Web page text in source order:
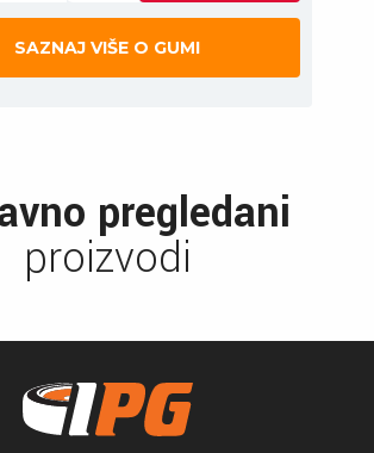
SAZNAJ VIŠE O GUMI
pregledani
proizvodi